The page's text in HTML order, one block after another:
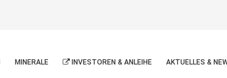
MINERALE INVESTOREN & ANLEIHE AKTUELLES &